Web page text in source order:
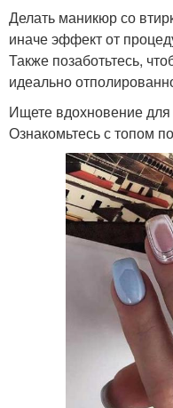
Делать маникюр со
иначе эффект от
Также позаботьтесь,
идеально
Ищете вдохновение
Ознакомьтесь с топом